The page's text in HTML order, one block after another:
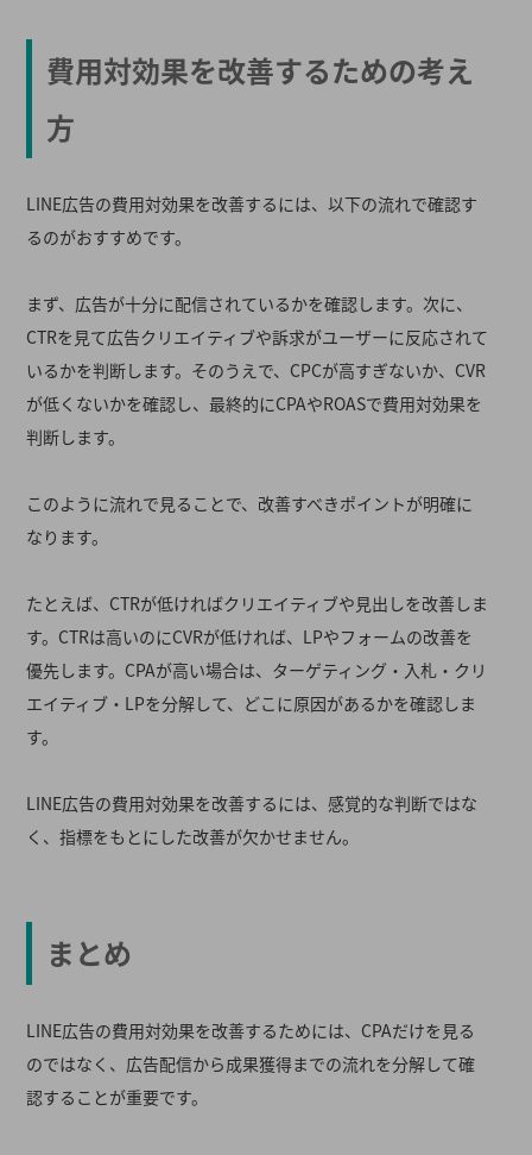
費用対効果を改善するための考え
方
LINE広告の費用対効果を改善するには、以下の流れで確認す
るのがおすすめです。
まず、広告が十分に配信されているかを確認します。次に、
CTRを見て広告クリエイティブや訴求がユーザーに反応されて
いるかを判断します。そのうえで、CPCが高すぎないか、CVR
が低くないかを確認し、最終的にCPAやROASで費用対効果を
判断します。
このように流れで見ることで、改善すべきポイントが明確に
なります。
たとえば、CTRが低ければクリエイティブや見出しを改善しま
す。CTRは高いのにCVRが低ければ、LPやフォームの改善を
優先します。CPAが高い場合は、ターゲティング・入札・クリ
エイティブ・LPを分解して、どこに原因があるかを確認しま
す。
LINE広告の費用対効果を改善するには、感覚的な判断ではな
く、指標をもとにした改善が欠かせません。
まとめ
LINE広告の費用対効果を改善するためには、CPAだけを見る
のではなく、広告配信から成果獲得までの流れを分解して確
認することが重要です。